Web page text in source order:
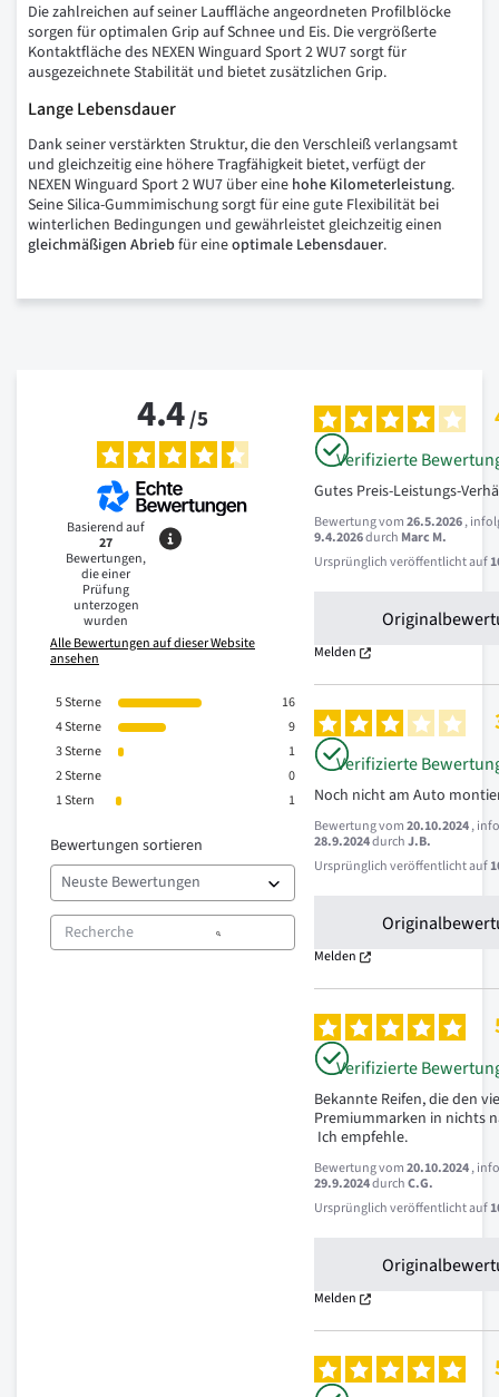
Die zahlreichen auf seiner Lauffläche angeordneten Profilblöcke
sorgen für optimalen Grip auf Schnee und Eis. Die vergrößerte
Kontaktfläche des NEXEN Winguard Sport 2 WU7 sorgt für
ausgezeichnete Stabilität und bietet zusätzlichen Grip.
Lange Lebensdauer
Dank seiner verstärkten Struktur, die den Verschleiß verlangsamt
und gleichzeitig eine höhere Tragfähigkeit bietet, verfügt der
NEXEN Winguard Sport 2 WU7 über eine hohe Kilometerleistung.
Seine Silica-Gummimischung sorgt für eine gute Flexibilität bei
winterlichen Bedingungen und gewährleistet gleichzeitig einen
gleichmäßigen Abriebfür eineoptimale Lebensdauer.
4.4/5
Basierend auf
27
Bewertungen,
die einer
Prüfung
unterzogen
wurden
Alle Bewertungen auf dieser Website
ansehen
5Sterne
16
4Sterne
9
3Sterne
1
2Sterne
0
1Stern 1
Bewertungen sortieren
Verifizierte
Gutes Preis-Leistungs-
Bewertung vom26.5.2026,
9.4.2026durch Marc M.
Ursprünglich veröffentlicht auf
Melden
Verifizierte
Noch nicht am Auto
Bewertung vom20.10.2024,
28.9.2024durchJ.B.
Ursprünglich veröffentlicht auf
Melden
Verifizierte
Bekannte Reifen, die den
Premiummarken in nichts
Ich empfehle.
Bewertung vom20.10.2024,
29.9.2024durchC.G.
Ursprünglich veröffentlicht auf
Melden